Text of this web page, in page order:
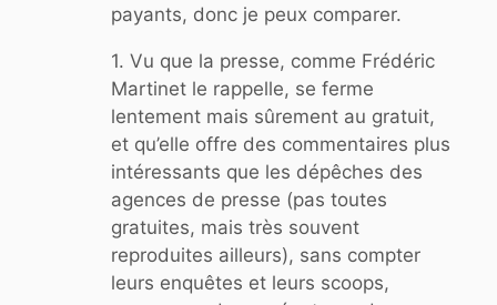
payants, donc je peux comparer.
1. Vu que la presse, comme Frédéric
Martinet le rappelle, se ferme
lentement mais sûrement au gratuit,
et qu’elle offre des commentaires plus
intéressants que les dépêches des
agences de presse (pas toutes
gratuites, mais très souvent
reproduites ailleurs), sans compter
leurs enquêtes et leurs scoops,